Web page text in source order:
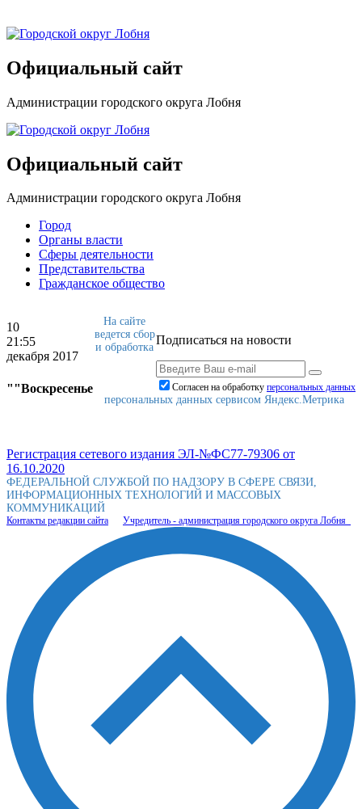
Официальный сайт
Администрации городского округа Лобня
Официальный сайт
Администрации городского округа Лобня
Город
Органы власти
Сферы деятельности
Представительства
Гражданское общество
10
21:55
декабря 2017
""Воскресенье
Подписаться на новости
Согласен на обработку персональныx данных
На сайте
ведется сбор
и обработка
персональных данных сервисом Яндекс.Метрика
Регистрация сетевого издания ЭЛ-№ФС77-79306 от
16.10.2020
ФЕДЕРАЛЬНОЙ СЛУЖБОЙ ПО НАДЗОРУ В СФЕРЕ СВЯЗИ,
ИНФОРМАЦИОННЫХ ТЕХНОЛОГИЙ И МАССОВЫХ
КОММУНИКАЦИЙ
Контакты редакции сайта Учредитель - администрация городского округа Лобня